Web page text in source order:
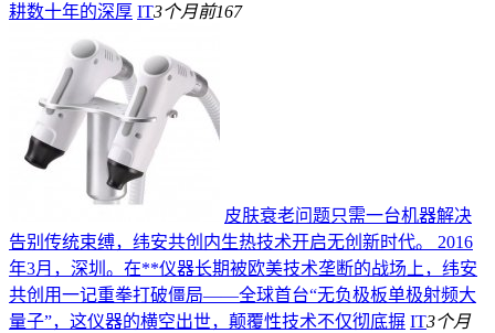
耕数十年的深厚 IT3个月前167
皮肤衰老问题只需一台机器解决
告别传统束缚，纬安共创内生热技术开启无创新时代。 2016
年3月，深圳。在**仪器长期被欧美技术垄断的战场上，纬安
共创用一记重拳打破僵局——全球首台“无负极板单极射频大
量子”，这仪器的横空出世，颠覆性技术不仅彻底摒 IT3个月